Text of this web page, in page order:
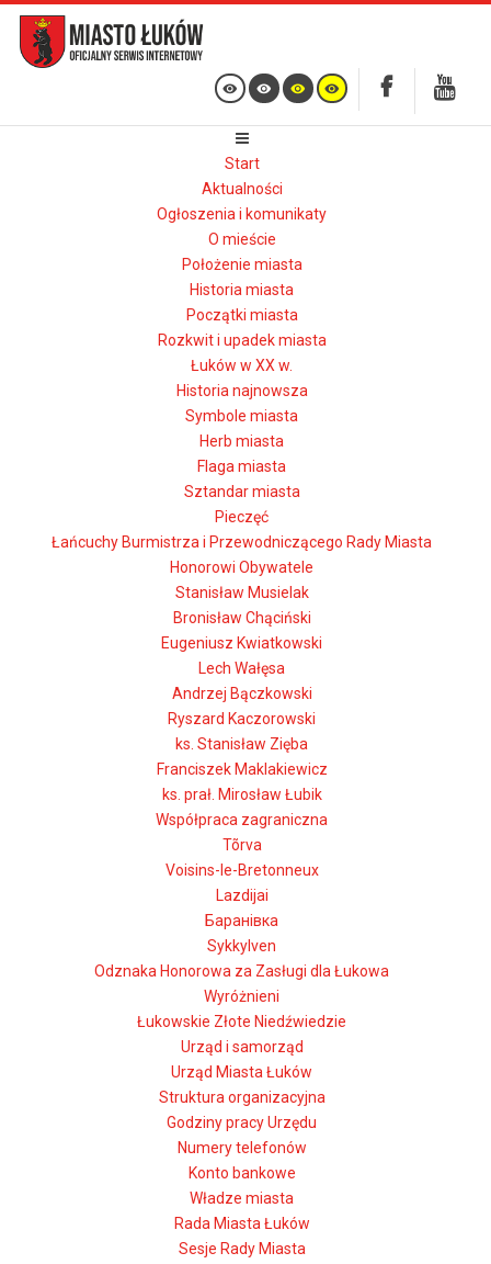
Start
Aktualności
Ogłoszenia i komunikaty
O mieście
Położenie miasta
Historia miasta
Początki miasta
Rozkwit i upadek miasta
Łuków w XX w.
Historia najnowsza
Symbole miasta
Herb miasta
Flaga miasta
Sztandar miasta
Pieczęć
Łańcuchy Burmistrza i Przewodniczącego Rady Miasta
Honorowi Obywatele
Stanisław Musielak
Bronisław Chąciński
Eugeniusz Kwiatkowski
Lech Wałęsa
Andrzej Bączkowski
Ryszard Kaczorowski
ks. Stanisław Zięba
Franciszek Maklakiewicz
ks. prał. Mirosław Łubik
Współpraca zagraniczna
Tõrva
Voisins-le-Bretonneux
Lazdijai
Баранівка
Sykkylven
Odznaka Honorowa za Zasługi dla Łukowa
Wyróżnieni
Łukowskie Złote Niedźwiedzie
Urząd i samorząd
Urząd Miasta Łuków
Struktura organizacyjna
Godziny pracy Urzędu
Numery telefonów
Konto bankowe
Władze miasta
Rada Miasta Łuków
Sesje Rady Miasta